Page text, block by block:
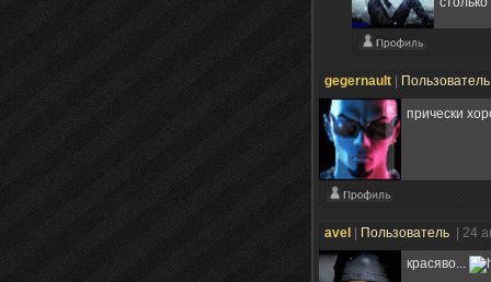
gegernault
прически
avel Пользователь | 24
красяво...